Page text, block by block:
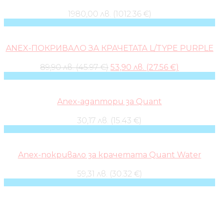
1980,00 лв. (1012.36 €)
ANEX-ПОКРИВАЛО ЗА КРАЧЕТАТА L/TYPE PURPLE
89,90 лв. (45.97 €) Original
53,90 лв. (27.56 €)
Anex-адаптори за Quant
30,17 лв. (15.43 €)
Anex-покривало за крачетата Quant Water
59,31 лв. (30.32 €)